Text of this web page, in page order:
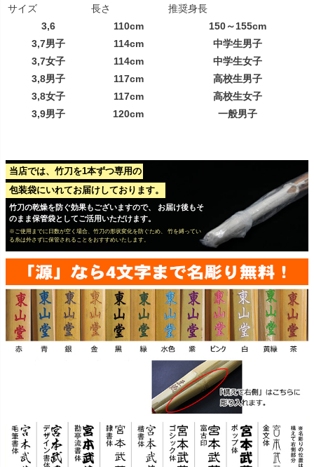
サイズ 長さ
推奨身長
3,6
110cm
150～155cm
3,7男子
114cm
中学生男子
3,7女子
114cm
中学生女子
3,8男子
117cm
高校生男子
3,8女子
117cm
高校生女子
3,9男子
120cm 一般男子
当店では、竹刀を1本ずつ専用の
包装袋にいれてお届けしております。
竹刀の乾燥を防ぐ効果もございますので、 お届け後もそ
のまま保管袋としてご活用いただけます。
※ご使用までに日数が空く場合、竹刀の形状変化を防ぐため、 竹を縛ってい
る糸は外さずに保管されることをおすすめいたします。